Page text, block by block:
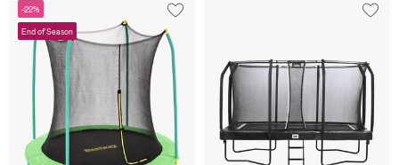
-22%
End of Season